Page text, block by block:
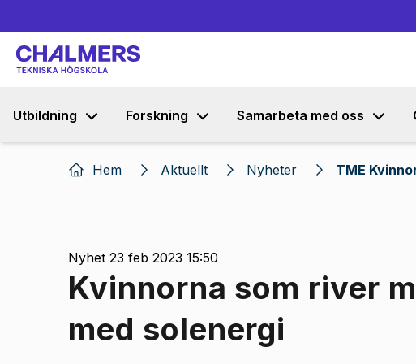
Utbildning Forskning Samarbeta med oss
Hem Aktuellt Nyheter TME
Nyhet 23 feb 2023 15:50
Kvinnorna som river
med solenergi